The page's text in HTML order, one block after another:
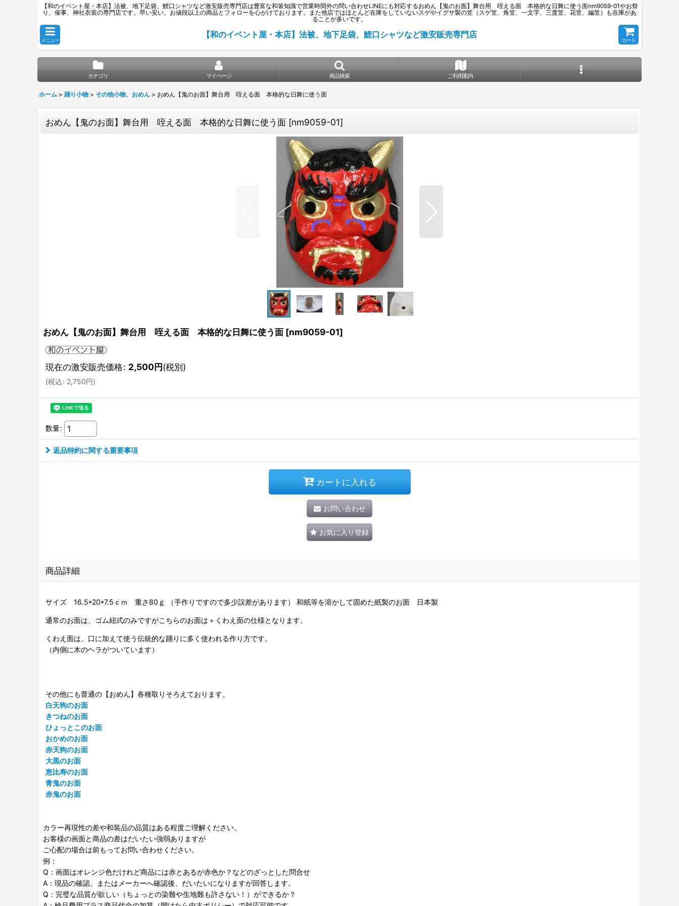
【和のイベント屋・本店】法被、地下足袋、鯉口シャツなど激安販売専門店は豊富な和装知識で営業時間外の問い合わせLINEにも対応するおめん【鬼のお面】舞台用 咥える面 本格的な日舞に使う面nm9059-01やお祭
り、催事、神社衣装の専門店です。早い安い、お値段以上の商品とフォローを心がけております。また他店ではほとんど在庫をしていないスゲやイグサ製の笠（スゲ笠、角笠、一文字、三度笠、花笠、編笠）も在庫があ
ることが多いです。
メニュー
【和のイベント屋・本店】法被、地下足袋、鯉口シャツなど激安販売専門店
カート
カテゴリ マイページ 商品検索 ご利用案内
ホーム > 踊り小物 > その他小物、おめん > おめん【鬼のお面】舞台用 咥える面 本格的な日舞に使う面
おめん【鬼のお面】舞台用 咥える面 本格的な日舞に使う面 [nm9059-01]
おめん【鬼のお面】舞台用 咥える面 本格的な日舞に使う面 [nm9059-01]
現在の激安販売価格: 2,500円(税別)
(税込: 2,750円)
数量:
返品特約に関する重要事項
カートに入れる
お問い合わせ
お気に入り登録
商品詳細
サイズ 16.5*20*7.5ｃｍ 重さ80ｇ （手作りですので多少誤差があります） 和紙等を溶かして固めた紙製のお面 日本製
通常のお面は、ゴム紐式のみですがこちらのお面は＋くわえ面の仕様となります。
くわえ面は、口に加えて使う伝統的な踊りに多く使われる作り方です。
（内側に木のヘラがついています）
その他にも普通の【おめん】各種取りそろえております。
白天狗のお面
きつねのお面
ひょっとこのお面
おかめのお面
赤天狗のお面
大黒のお面
恵比寿のお面
青鬼のお面
赤鬼のお面
カラー再現性の差や和装品の品質はある程度ご理解ください。
お客様の画面と商品の差はだいたい強弱ありますが
ご心配の場合は前もってお問い合わせください。
例：
Q：画面はオレンジ色だけれど商品には赤とあるが赤色か？などのざっとした問合せ
A：現品の確認、またはメーカーへ確認後、だいたいになりますが回答します。
Q：完璧な品質が欲しい（ちょっとの染難や生地難も許さない！）ができるか？